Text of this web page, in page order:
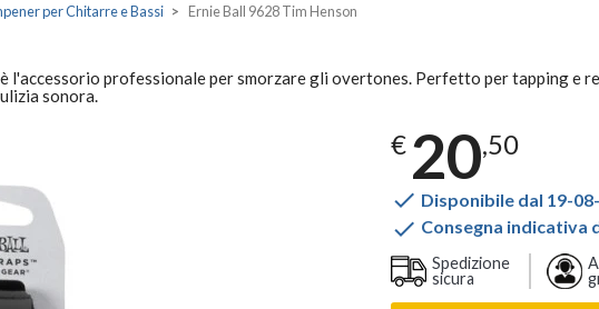
per Chitarre e Bassi Ernie Ball 9628 Tim Henson
l'accessorio professionale per smorzare gli overtones. Perfetto per tapping e
sonora.
€ 20,50
 Disponibile dal 19-
 Consegna indicativa
Spedizione
sicura